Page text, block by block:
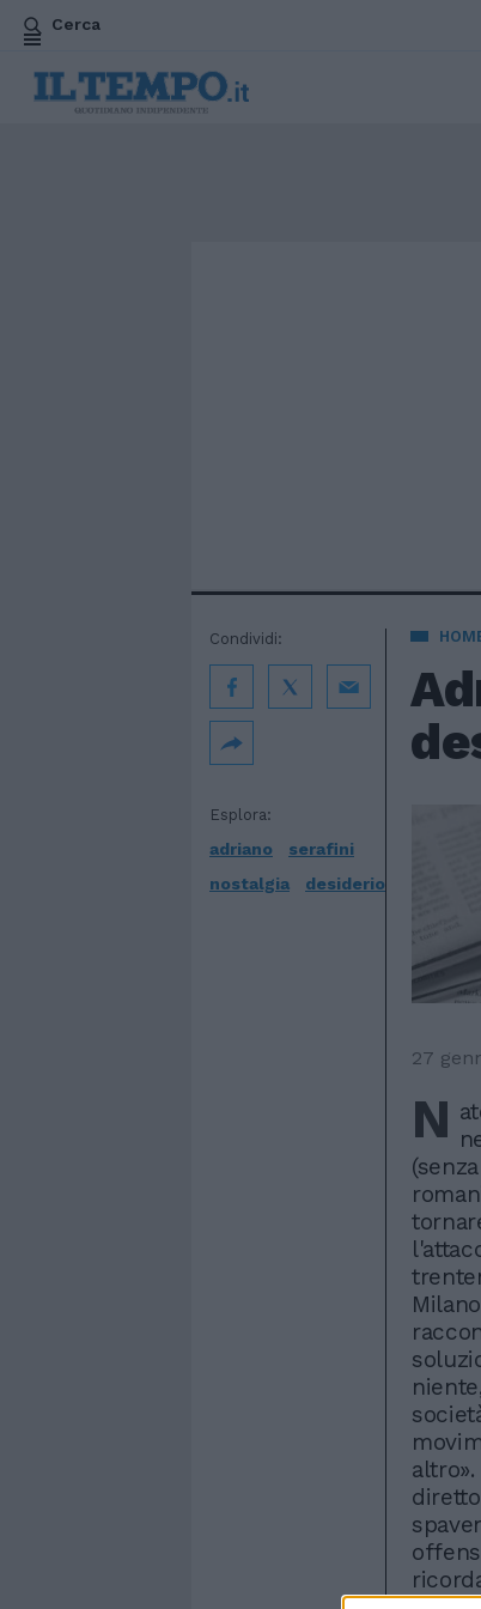
Cerca
Esplora:
adriano
serafini
nostalgia
desiderio
Condividi:
27
N